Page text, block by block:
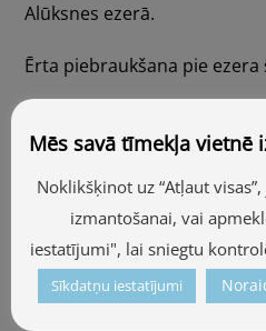
Alūksnes ezerā.
Ērta piebraukšana pie ezera
Kontakti
Aldaru iela 1, Alūksne
57.440432, 27.112901
Skatīt kartē
+371 26279057
Mēs savā tīmekļa vietnē
Noklikšķinot uz “Atļaut
izmantošanai, vai
iestatījumi", lai sniegtu
Sīkdatņu iestatījumi